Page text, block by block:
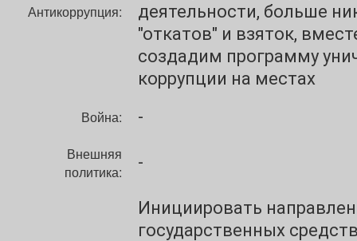
Антикоррупция:
деятельности, больше
"откатов" и взяток,
создадим программу
коррупции на местах
Война: -
Внешняя
политика:
-
Инициировать
государственных